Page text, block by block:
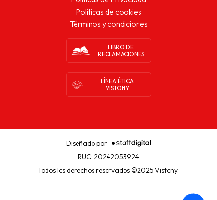
Políticas de cookies
Términos y condiciones
LIBRO DE
RECLAMACIONES
LÍNEA ÉTICA
VISTONY
Diseñado por
RUC: 20242053924
Todos los derechos reservados ©2025 Vistony.